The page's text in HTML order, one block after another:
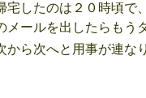
宅したのは２０時頃で
メールを出したら
から次へと用事が連な